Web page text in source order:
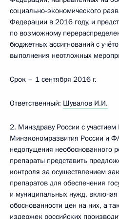
социально-экономического
Федерации в 2016 году, и
по возможному
бюджетных ассигнований с
выполнения неотложных
Срок – 1 сентября 2016 г.
Ответственный: Шувалов И.И.
2. Минздраву России с
Минэкономразвития России и
недопущения необоснованного
препараты представить
контроля за осуществлением
препаратов для обеспечения
и муниципальных нужд, включая
обоснованности цен на них, а
издержек российских